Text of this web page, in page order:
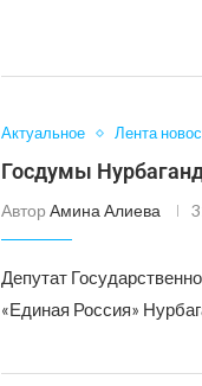
Актуальное Лента
Госдумы
Автор Амина Алиева
Депутат
«Единая Россия»